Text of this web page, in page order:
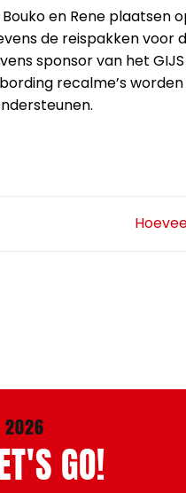
en Rene plaatsen
de reispakken voor
sponsor van het
recalme’s
2026
GO!